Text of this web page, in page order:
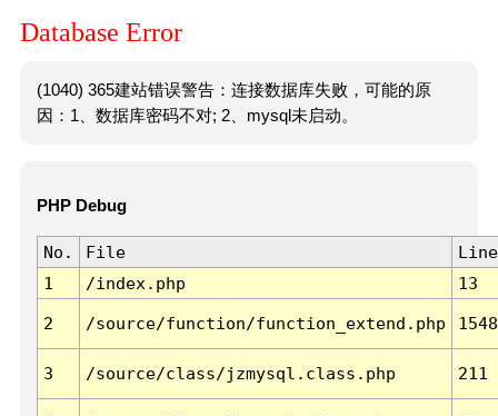
Database Error
(1040) 365建站错误警告：连接数据库失败，可能的原
因：1、数据库密码不对; 2、mysql未启动。
PHP Debug
No. File
Line
1
/index.php 13
2 /source/function/function_extend.php 1548
3 /source/class/jzmysql.class.php 211